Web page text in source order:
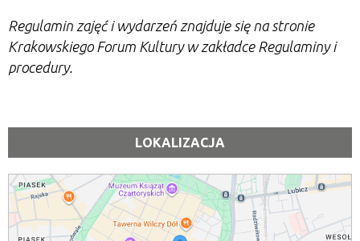
Regulamin zajęć i wydarzeń znajduje się na stronie
Krakowskiego Forum Kultury w zakładce Regulaminy i
procedury.
LOKALIZACJA